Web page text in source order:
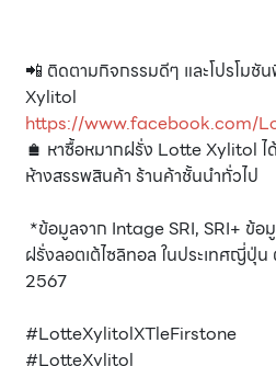
📲 ติดตามกิจกรรมดีๆ และโปรโมชั
Xylitol
https://www.facebook.com/
🛍️ หาซื้อหมากฝรั่ง Lotte Xylitol ไ
ห้างสรรพสินค้า ร้านค้าชั้นนำทั่วไป
*ข้อมูลจาก Intage SRI, SRI+ ข้
ฝรั่งลอตเต้ไซลิทอล ในประเทศญี่ปุ่
2567
#LotteXylitolXTleFirstone
#LotteXylitol